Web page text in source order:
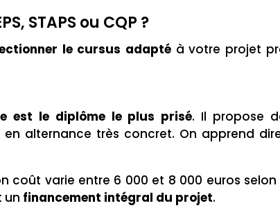
STAPS ou CQP ?
le cursus adapté à votre projet
est le diplôme le plus prisé. Il propose
en alternance très concret. On apprend
coût varie entre 6 000 et 8 000 euros selon
un financement intégral du projet.